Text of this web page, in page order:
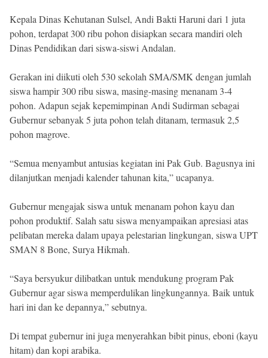
Kepala Dinas Kehutanan Sulsel, Andi Bakti Haruni dari 1 juta
pohon, terdapat 300 ribu pohon disiapkan secara mandiri oleh
Dinas Pendidikan dari siswa-siswi Andalan.
Gerakan ini diikuti oleh 530 sekolah SMA/SMK dengan jumlah
siswa hampir 300 ribu siswa, masing-masing menanam 3-4
pohon. Adapun sejak kepemimpinan Andi Sudirman sebagai
Gubernur sebanyak 5 juta pohon telah ditanam, termasuk 2,5
pohon magrove.
“Semua menyambut antusias kegiatan ini Pak Gub. Bagusnya ini
dilanjutkan menjadi kalender tahunan kita,” ucapanya.
Gubernur mengajak siswa untuk menanam pohon kayu dan
pohon produktif. Salah satu siswa menyampaikan apresiasi atas
pelibatan mereka dalam upaya pelestarian lingkungan, siswa UPT
SMAN 8 Bone, Surya Hikmah.
“Saya bersyukur dilibatkan untuk mendukung program Pak
Gubernur agar siswa memperdulikan lingkungannya. Baik untuk
hari ini dan ke depannya,” sebutnya.
Di tempat gubernur ini juga menyerahkan bibit pinus, eboni (kayu
hitam) dan kopi arabika.